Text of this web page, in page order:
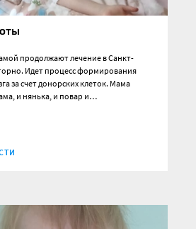
продолжают лечение в Санкт-
Идет процесс формирования
за счет донорских клеток. Мама
и нянька, и повар и…